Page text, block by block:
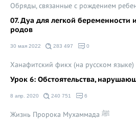
Обряды, связанные с рождением
07. Дуа для легкой беременности
родов
30 мая 2022 283 497 0
Ханафитский фикх (на русском языке)
Урок 6: Обстоятельства,
8 апр. 2020 240 751 6
Жизнь Пророка Мухаммада ﷺ